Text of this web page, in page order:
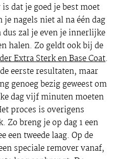
dat je goed je best moet
nagels niet al na één dag
zal je even je innerlijke
halen. Zo geldt ook bij de
Extra Sterk en Base Coat.
eerste resultaten, maar
genoeg bezig geweest om
dag vijf minuten moeten
proces is overigens
breng je op dag 1 een
een tweede laag. Op de
speciale remover vanaf,